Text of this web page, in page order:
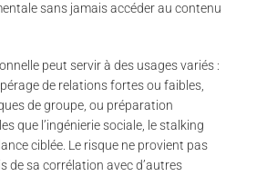
sans jamais accéder au contenu
peut servir à des usages variés :
de relations fortes ou faibles,
de groupe, ou préparation
que l’ingénierie sociale, le stalking
ciblée. Le risque ne provient pas
de sa corrélation avec d’autres